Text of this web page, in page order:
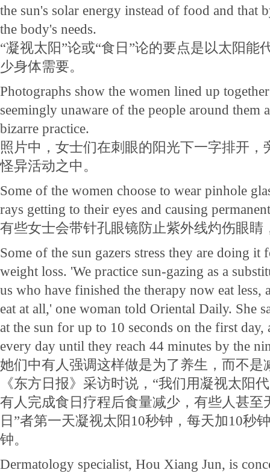
the sun's solar energy instead of food and that
the body's needs.
“凝视太阳”论或“食日”论的要点是以太阳能
少身体需要。
Photographs show the women lined up
seemingly unaware of the people around them
bizarre practice.
照片中，女士们在刺眼的阳光下一字排开，
怪异活动之中。
Some of the women choose to wear pinhole
rays getting to their eyes and causing
有些女士会带针孔眼镜防止紫外线灼伤眼睛
Some of the sun gazers stress they are doing it
weight loss. 'We practice sun-gazing as a
us who have finished the therapy now eat less,
eat at all,' one woman told Oriental Daily. She
at the sun for up to 10 seconds on the first day,
every day until they reach 44 minutes by the
她们中有人强调这样做是为了养生，而不是
《东方日报》采访时说，“我们用凝视太阳
有人完成食日疗程后食量减少，有些人甚至
日”者第一天凝视太阳10秒钟，每天加10秒
钟。
Dermatology specialist, Hou Xiang Jun, is